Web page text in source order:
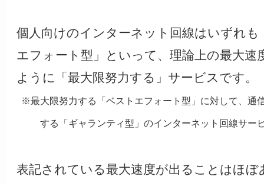
個人向けのインターネット回線はいずれも
エフォート型」といって、理論上の最大速
ように「最大限努力する」サービスです。
※最大限努力する「ベストエフォート型」に対して、通
する「ギャランティ型」のインターネット回線サー
表記されている最大速度が出ることはほぼ